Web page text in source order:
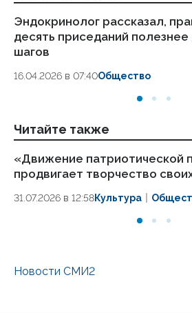
Эндокринолог рассказал,
десять приседаний полезнее
шагов
16.04.2026 в 07:40Общество
Читайте также
«Движение патриотической
продвигает творчество
31.07.2026 в 12:58Культура
Новости СМИ2